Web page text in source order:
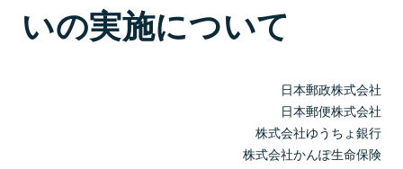
いの実施について
日本郵政株式会社
日本郵便株式会社
株式会社ゆうちょ銀行
株式会社かんぽ生命保険